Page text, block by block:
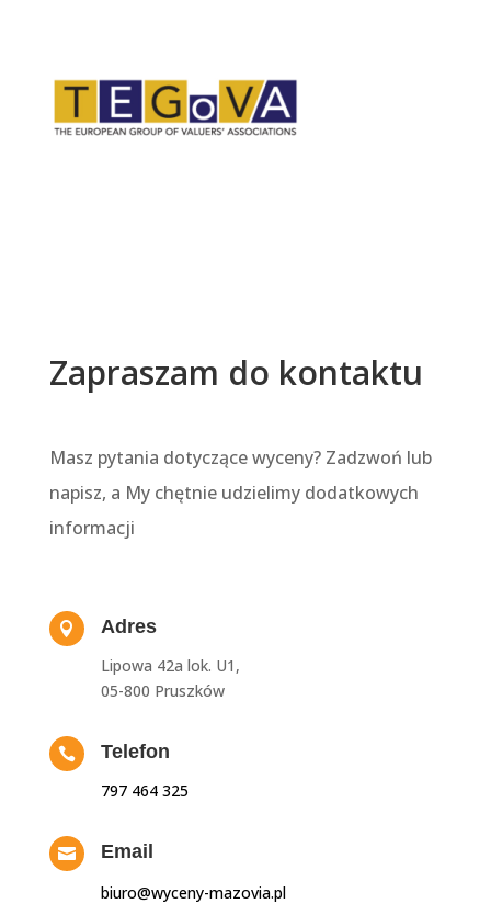
Zapraszam do kontaktu
Masz pytania dotyczące wyceny? Zadzwoń lub
napisz, a My chętnie udzielimy dodatkowych
informacji
 Adres
Lipowa 42a lok. U1,
05-800 Pruszków
 Telefon
797 464 325
 Email
biuro@wyceny-mazovia.pl